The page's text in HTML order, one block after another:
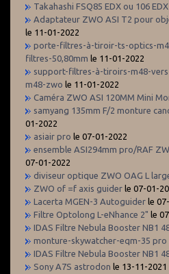
Takahashi FSQ85 EDX ou 106 EDX
Adaptateur ZWO ASI T2 pour
le 11-01-2022
porte-filtres-à-tiroir-ts-optics-
filtres-50,80mm le 11-01-2022
support-filtres-à-tiroirs-m48-
m48-zwo le 11-01-2022
Caméra ZWO ASI 120MM Mini
samyang 135mm F/2 monture
01-2022
asiair pro le 07-01-2022
ensemble ASI294mm pro/RAF
07-01-2022
diviseur optique ZWO OAG L
ZWO of =f axis guider le 07-01-
Lacerta MGEN-3 Autoguider le
Filtre Optolong L-eNhance 2" le
IDAS Filtre Nebula Booster NB1
monture-skywatcher-eqm-35
IDAS Filtre Nebula Booster NB1
Sony A7S astrodon le 13-11-2021